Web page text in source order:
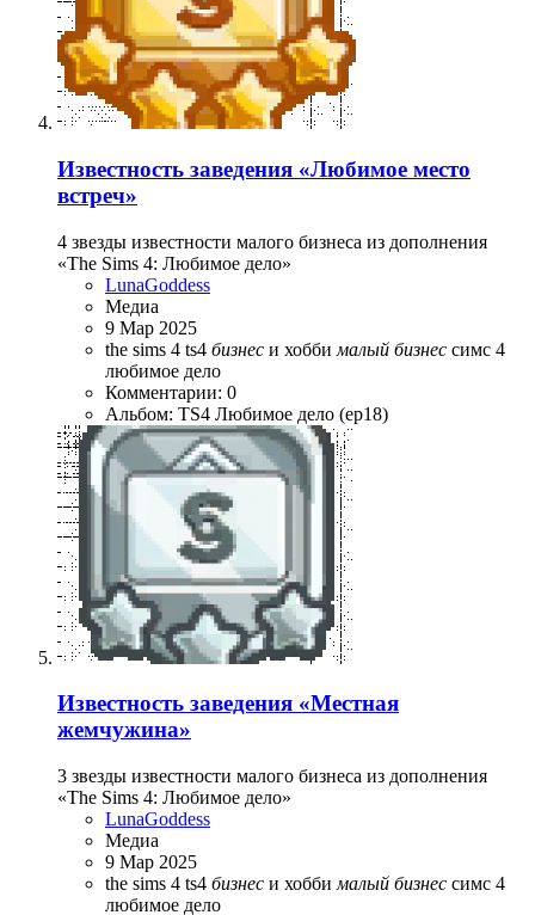
Известность заведения «Любимое место
встреч»
4 звезды известности малого бизнеса из дополнения
«The Sims 4: Любимое дело»
LunaGoddess
Медиа
9 Мар 2025
the sims 4 ts4 бизнес и хобби малый бизнес симс 4
любимое дело
Комментарии: 0
Альбом: TS4 Любимое дело (ep18)
Известность заведения «Местная
жемчужина»
3 звезды известности малого бизнеса из дополнения
«The Sims 4: Любимое дело»
LunaGoddess
Медиа
9 Мар 2025
the sims 4 ts4 бизнес и хобби малый бизнес симс 4
любимое дело